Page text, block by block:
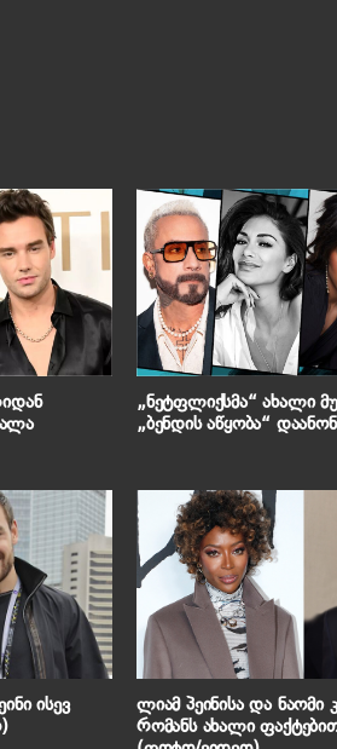
„ნეტფლიქსმა“ ახალი
„ბენდის აწყობა“
ისევ
ლიამ პეინისა და ნაომი
რომანს ახალი